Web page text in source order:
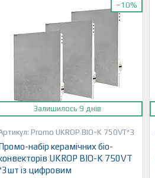
–10%
Залишилось 9 днів
Promo UKROP BIO-K 750VT*3
набір керамічних біо-
UKROP BIO-K 750VT
із цифровим